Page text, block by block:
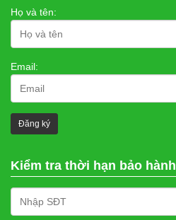
Họ và tên:
Email:
Kiểm tra thời hạn bảo hành